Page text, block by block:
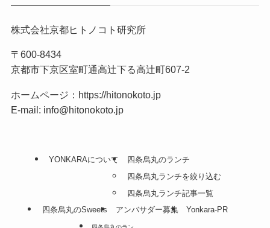
株式会社京都ヒトノコト研究所
〒600-8434
京都市下京区室町通高辻下る高辻町607-2
ホームページ： https://hitonokoto.jp
E-mail: info@hitonokoto.jp
YONKARAについて
四条烏丸のランチ
四条烏丸ランチを絞り込む
四条烏丸ランチ記事一覧
四条烏丸のSweets
アンバサダー募集 Yonkara-PR